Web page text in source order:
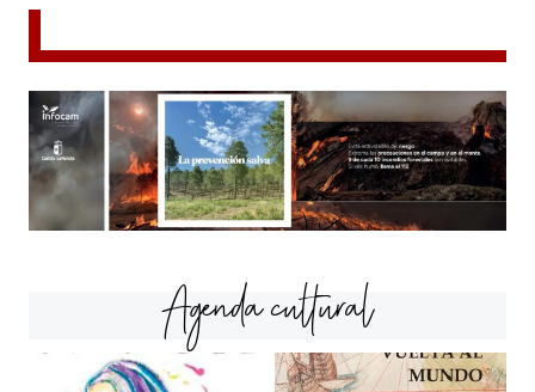
Agenda cultural